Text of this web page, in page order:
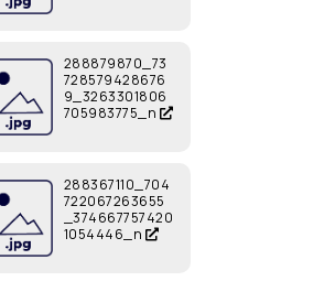
288879870_73
728579428676
9_3263301806
705983775_n
288367110_704
722067263655
_374667757420
1054446_n